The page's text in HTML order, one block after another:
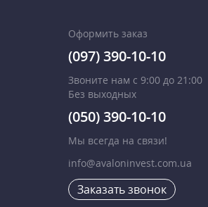
Оформить заказ
(097) 390-10-10
Звоните нам с 9:00 до 21:00
Без выходных
(050) 390-10-10
Мы всегда на связи!
info@avaloninvest.com.ua
Заказать звонок